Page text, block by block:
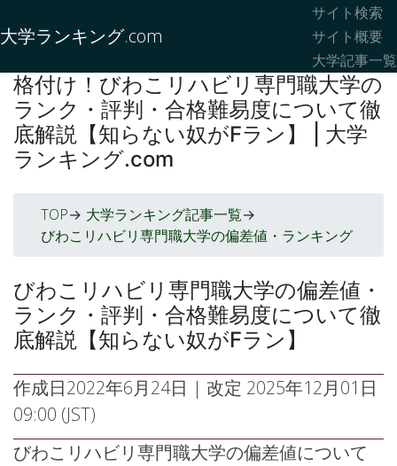
大学ランキング.com
サイト検索
サイト概要
大学記事一覧
格付け！びわこリハビリ専門職大学の
ランク・評判・合格難易度について徹
底解説【知らない奴がFラン】 | 大学
ランキング.com
TOP-> 大学ランキング記事一覧->
びわこリハビリ専門職大学の偏差値・ランキング
びわこリハビリ専門職大学の偏差値・
ランク・評判・合格難易度について徹
底解説【知らない奴がFラン】
作成日2022年6月24日 | 改定 2025年12月01日
09:00 (JST)
びわこリハビリ専門職大学の偏差値について